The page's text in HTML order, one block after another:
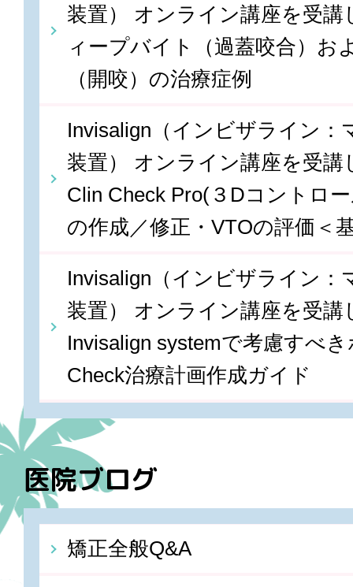
装置） オンライン講座を受講
ィープバイト（過蓋咬合）お
（開咬）の治療症例
Invisalign（インビザライン：
装置） オンライン講座を受講
Clin Check Pro(３Dコントロ
の作成／修正・VTOの評価＜
Invisalign（インビザライン：
装置） オンライン講座を受講
Invisalign systemで考慮すべ
Check治療計画作成ガイド
医院ブログ
矯正全般Q&A